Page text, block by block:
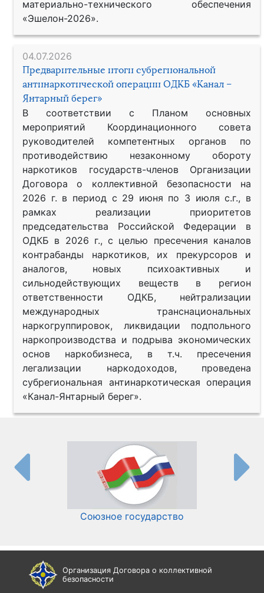
материально-технического обеспечения
«Эшелон-2026».
04.07.2026
Предварительные итоги субрегиональной
антинаркотической операции ОДКБ «Канал –
Янтарный берег»
В соответствии с Планом основных
мероприятий Координационного совета
руководителей компетентных органов по
противодействию незаконному обороту
наркотиков государств-членов Организации
Договора о коллективной безопасности на
2026 г. в период с 29 июня по 3 июля с.г., в
рамках реализации приоритетов
председательства Российской Федерации в
ОДКБ в 2026 г., с целью пресечения каналов
контрабанды наркотиков, их прекурсоров и
аналогов, новых психоактивных и
сильнодействующих веществ в регион
ответственности ОДКБ, нейтрализации
международных транснациональных
наркогруппировок, ликвидации подпольного
наркопроизводства и подрыва экономических
основ наркобизнеса, в т.ч. пресечения
легализации наркодоходов, проведена
субрегиональная антинаркотическая операция
«Канал-Янтарный берег».
Союзное государство
Организация Договора о коллективной
безопасности